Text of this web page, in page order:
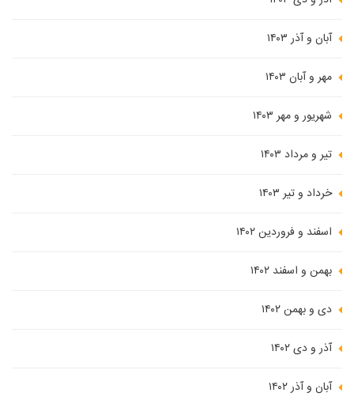
آبان و آذر ۱۴۰۳
مهر و آبان ۱۴۰۳
شهریور و مهر ۱۴۰۳
تیر و مرداد ۱۴۰۳
خرداد و تیر ۱۴۰۳
اسفند و فروردین ۱۴۰۲
بهمن و اسفند ۱۴۰۲
دی و بهمن ۱۴۰۲
آذر و دی ۱۴۰۲
آبان و آذر ۱۴۰۲